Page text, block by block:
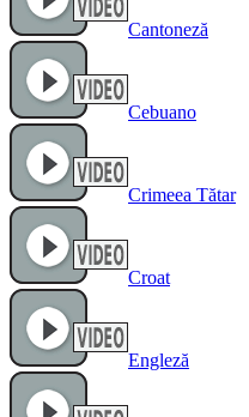
Cantoneză
Cebuano
Crimeea Tătar
Croat
Engleză